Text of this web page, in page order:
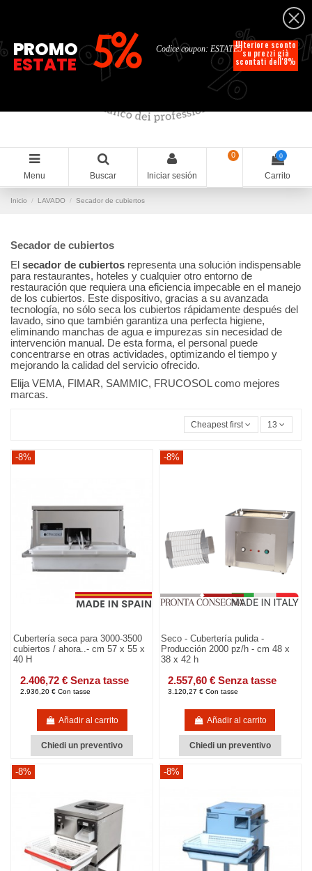
Español
Menu Buscar Iniciar sesión
0 0
Carrito
Inicio LAVADO Secador de cubiertos
Secador de cubiertos
El secador de cubiertos representa una solución indispensable
para restaurantes, hoteles y cualquier otro entorno de
restauración que requiera una eficiencia impecable en el manejo
de los cubiertos. Este dispositivo, gracias a su avanzada
tecnología, no sólo seca los cubiertos rápidamente después del
lavado, sino que también garantiza una perfecta higiene,
eliminando manchas de agua e impurezas sin necesidad de
intervención manual. De esta forma, el personal puede
concentrarse en otras actividades, optimizando el tiempo y
mejorando la calidad del servicio ofrecido.
Elija VEMA, FIMAR, SAMMIC, FRUCOSOL como mejores
marcas.
Cheapest first 13
-8%
Cubertería seca para 3000-3500
cubiertos / ahora..- cm 57 x 55 x
40 H
2.406,72 € Senza tasse
2.936,20 € Con tasse
Añadir al carrito
Chiedi un preventivo
-8%
Seco - Cubertería pulida -
Producción 2000 pz/h - cm 48 x
38 x 42 h
2.557,60 € Senza tasse
3.120,27 € Con tasse
Añadir al carrito
Chiedi un preventivo
-8% -8%
%
% %
% Ulteriore sconto
su prezzi già
scontati dell'8%
Codice coupon: ESTATE5
PROMO
ESTATE 5%